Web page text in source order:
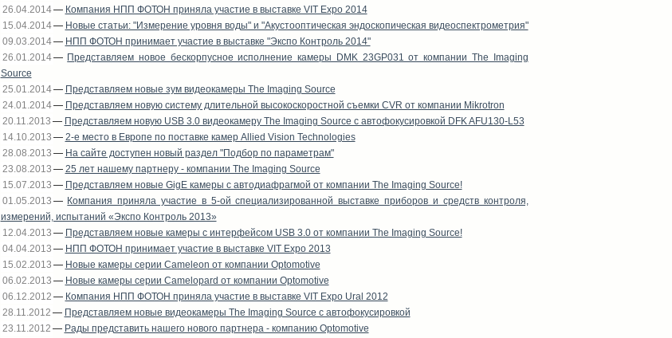
26.04.2014— Компания НПП ФОТОН приняла участие в выставке VIT Expo 2014
15.04.2014— Новые статьи: "Измерение уровня воды" и "Акустооптическая эндоскопическая видеоспектрометрия"
09.03.2014— НПП ФОТОН принимает участие в выставке "Экспо Контроль 2014"
26.01.2014— Представляем новое бескорпусное исполнение камеры DMK 23GP031 от компании The Imaging
Source
25.01.2014— Представляем новые зум видеокамеры The Imaging Source
24.01.2014— Представляем новую cистему длительной высокоскоростной съемки CVR от компании Mikrotron
20.11.2013 — Представляем новую USB 3.0 видеокамеру The Imaging Source с автофокусировкой DFK AFU130-L53
14.10.2013 — 2-е место в Европе по поставке камер Allied Vision Technologies
28.08.2013 — На сайте доступен новый раздел "Подбор по параметрам"
23.08.2013 — 25 лет нашему партнеру - компании The Imaging Source
15.07.2013 — Представляем новые GigE камеры с автодиафрагмой от компании The Imaging Source!
01.05.2013 — Компания приняла участие в 5-ой специализированной выставке приборов и средств контроля,
измерений, испытаний «Экспо Контроль 2013»
12.04.2013 — Представляем новые камеры с интерфейсом USB 3.0 от компании The Imaging Source!
04.04.2013 — НПП ФОТОН принимает участие в выставке VIT Expo 2013
15.02.2013 — Новые камеры серии Cameleon от компании Optomotive
06.02.2013 — Новые камеры серии Camelopard от компании Optomotive
06.12.2012 — Компания НПП ФОТОН приняла участие в выставке VIT Expo Ural 2012
28.11.2012 — Представляем новые видеокамеры The Imaging Source с автофокусировкой
23.11.2012 — Рады представить нашего нового партнера - компанию Optomotive